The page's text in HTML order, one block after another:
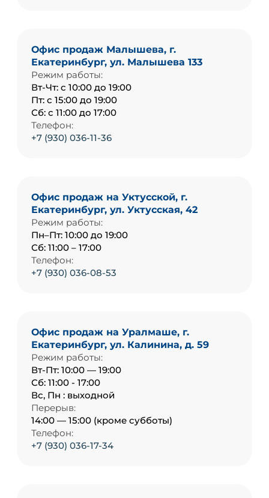
Офис продаж Малышева, г.
Екатеринбург, ул. Малышева 133
Режим работы:
Вт-Чт: с 10:00 до 19:00
Пт: с 15:00 до 19:00
Сб: с 11:00 до 17:00
Телефон:
+7 (930) 036-11-36
Офис продаж на Уктусской, г.
Екатеринбург, ул. Уктусская, 42
Режим работы:
Пн–Пт: 10:00 до 19:00
Сб: 11:00 – 17:00
Телефон:
+7 (930) 036-08-53
Офис продаж на Уралмаше, г.
Екатеринбург, ул. Калинина, д. 59
Режим работы:
Вт-Пт: 10:00 — 19:00
Сб: 11:00 - 17:00
Вс, Пн : выходной
Перерыв:
14:00 — 15:00 (кроме субботы)
Телефон:
+7 (930) 036-17-34